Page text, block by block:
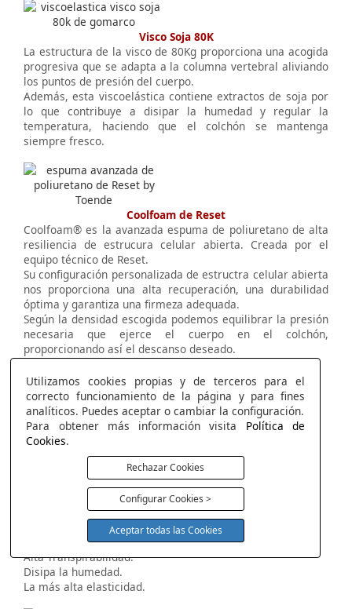
Visco Soja 80K
La estructura de la visco de 80Kg proporciona una acogida
progresiva que se adapta a la columna vertebral aliviando
los puntos de presión del cuerpo.
Además, esta viscoelástica contiene extractos de soja por
lo que contribuye a disipar la humedad y regular la
temperatura, haciendo que el colchón se mantenga
siempre fresco.
Coolfoam de Reset
Coolfoam® es la avanzada espuma de poliuretano de alta
resiliencia de estrucura celular abierta. Creada por el
equipo técnico de Reset.
Su configuración personalizada de estructra celular abierta
nos proporciona una alta recuperación, una durabilidad
óptima y garantiza una firmeza adequada.
Según la densidad escogida podemos equilibrar la presión
necesaria que ejerce el cuerpo en el colchón,
proporcionando así el descanso deseado.
Alta transpirabilidad.
Gran elasticidad.
Alta resiliencia.
Estabilidad.
Visco Reset Air
Máxima Frescura con la más alta elasticidad.
Máximo termo regulador.
Máxima frescura.
Alta Transpirabilidad.
Disipa la humedad.
La más alta elasticidad.
Utilizamos cookies propias y de terceros para el
correcto funcionamiento de la página y para fines
analíticos. Puedes aceptar o cambiar la configuración.
Para obtener más información visita Política de
Cookies.
Rechazar Cookies
Configurar Cookies >
Aceptar todas las Cookies